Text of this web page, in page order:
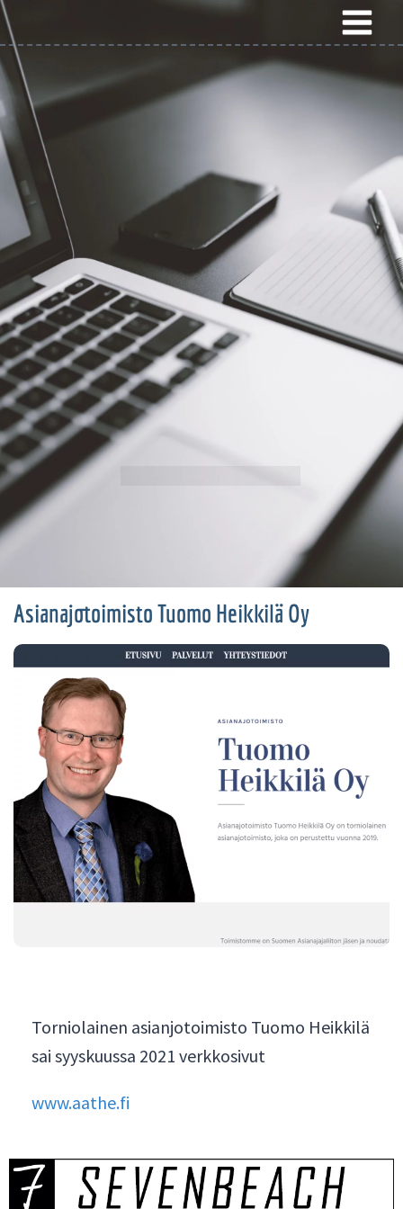
Torniolainen asianjotoimisto Tuomo Heikkilä
sai syyskuussa 2021 verkkosivut
www.aathe.fi
Asianajotoimisto Tuomo Heikkilä Oy